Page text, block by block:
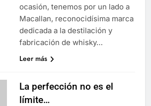
ocasión, tenemos por un lado a
Macallan, reconocidísima marca
dedicada a la destilación y
fabricación de whisky…
Leer más
La perfección no es el
límite…